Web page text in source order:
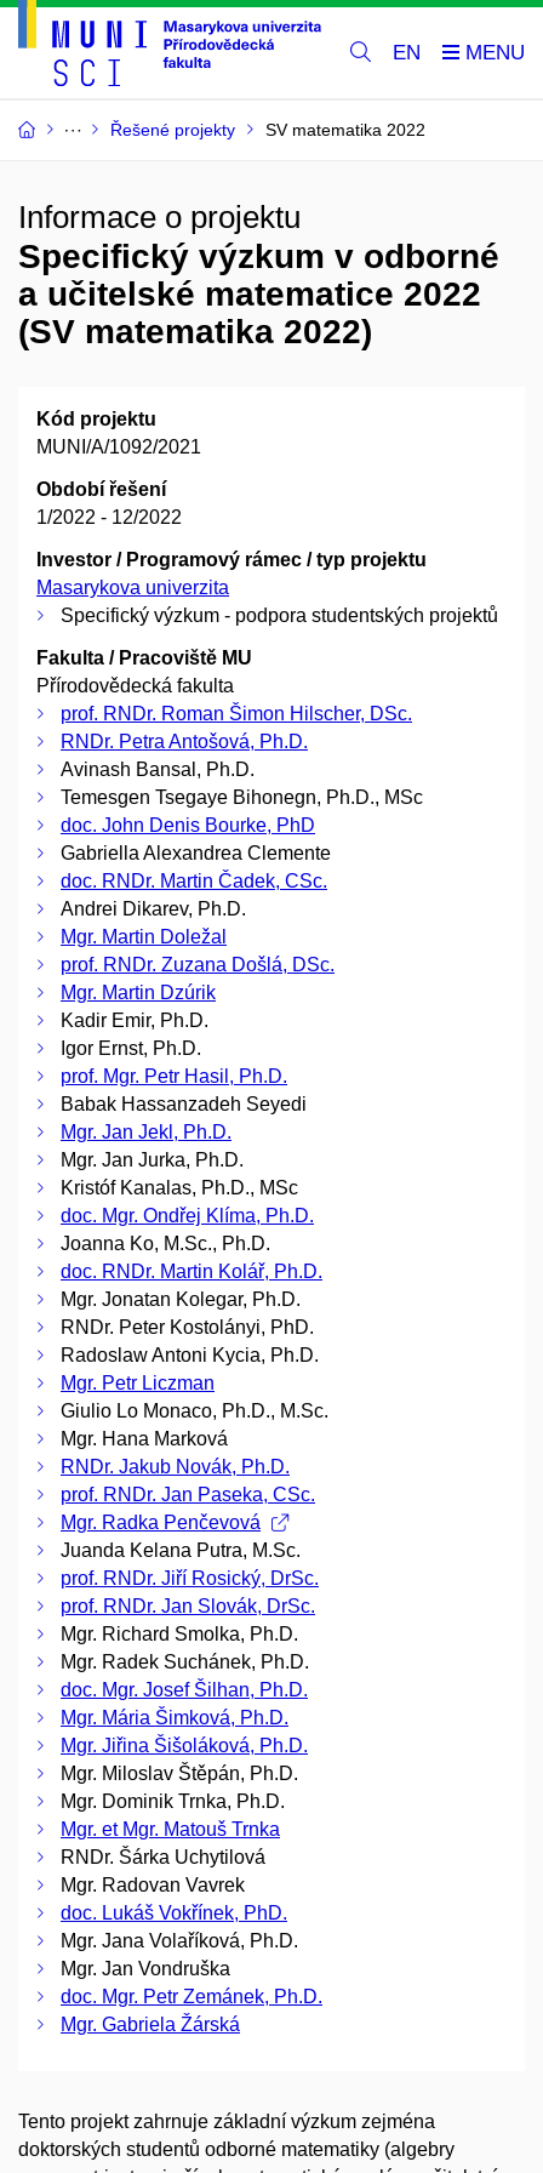
EN
Řešené projekty SV matematika 2022
Informace o projektu
Specifický výzkum v odborné
a učitelské matematice 2022
(SV matematika 2022)
Kód projektu
MUNI/A/1092/2021
Období řešení
1/2022 - 12/2022
Investor / Programový rámec / typ projektu
Masarykova univerzita
Specifický výzkum - podpora studentských projektů
Fakulta / Pracoviště MU
Přírodovědecká fakulta
prof. RNDr. Roman Šimon Hilscher, DSc.
RNDr. Petra Antošová, Ph.D.
Avinash Bansal, Ph.D.
Temesgen Tsegaye Bihonegn, Ph.D., MSc
doc. John Denis Bourke, PhD
Gabriella Alexandrea Clemente
doc. RNDr. Martin Čadek, CSc.
Andrei Dikarev, Ph.D.
Mgr. Martin Doležal
prof. RNDr. Zuzana Došlá, DSc.
Mgr. Martin Dzúrik
Kadir Emir, Ph.D.
Igor Ernst, Ph.D.
prof. Mgr. Petr Hasil, Ph.D.
Babak Hassanzadeh Seyedi
Mgr. Jan Jekl, Ph.D.
Mgr. Jan Jurka, Ph.D.
Kristóf Kanalas, Ph.D., MSc
doc. Mgr. Ondřej Klíma, Ph.D.
Joanna Ko, M.Sc., Ph.D.
doc. RNDr. Martin Kolář, Ph.D.
Mgr. Jonatan Kolegar, Ph.D.
RNDr. Peter Kostolányi, PhD.
Radoslaw Antoni Kycia, Ph.D.
Mgr. Petr Liczman
Giulio Lo Monaco, Ph.D., M.Sc.
Mgr. Hana Marková
RNDr. Jakub Novák, Ph.D.
prof. RNDr. Jan Paseka, CSc.
Mgr. Radka Penčevová
Juanda Kelana Putra, M.Sc.
prof. RNDr. Jiří Rosický, DrSc.
prof. RNDr. Jan Slovák, DrSc.
Mgr. Richard Smolka, Ph.D.
Mgr. Radek Suchánek, Ph.D.
doc. Mgr. Josef Šilhan, Ph.D.
Mgr. Mária Šimková, Ph.D.
Mgr. Jiřina Šišoláková, Ph.D.
Mgr. Miloslav Štěpán, Ph.D.
Mgr. Dominik Trnka, Ph.D.
Mgr. et Mgr. Matouš Trnka
RNDr. Šárka Uchytilová
Mgr. Radovan Vavrek
doc. Lukáš Vokřínek, PhD.
Mgr. Jana Volaříková, Ph.D.
Mgr. Jan Vondruška
doc. Mgr. Petr Zemánek, Ph.D.
Mgr. Gabriela Žárská
Tento projekt zahrnuje základní výzkum zejména
doktorských studentů odborné matematiky (algebry